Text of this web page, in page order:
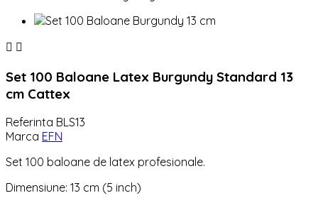
 
Set 100 Baloane Latex Burgundy Standard 13
cm Cattex
Referinta BLS13
Marca EFN
Set 100 baloane de latex profesionale.
Dimensiune: 13 cm (5 inch)